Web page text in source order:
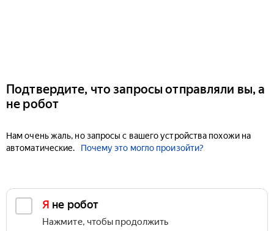
Подтвердите, что запросы отправляли вы, а
не робот
Нам очень жаль, но запросы с вашего устройства похожи на
автоматические.
Почему это могло произойти?
Я не робот
Нажмите, чтобы продолжить